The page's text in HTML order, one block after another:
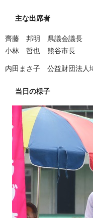
主な出席者
齊藤 邦明 県議会議長
小林 哲也 熊谷市長
内田まさ子 公益財団法人
当日の様子